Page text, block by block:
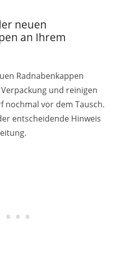
neuen
an Ihrem
Radnabenkappen
und reinigen
nochmal vor dem Tausch.
entscheidende Hinweis